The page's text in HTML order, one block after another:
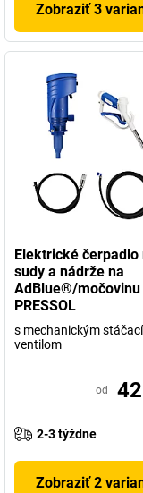
Zobraziť 3
Elektrické čerpadlo
sudy a nádrže na
AdBlue®/
PRESSOL
s mechanickým
ventilom
od
2-3 týždne
Zobraziť 2